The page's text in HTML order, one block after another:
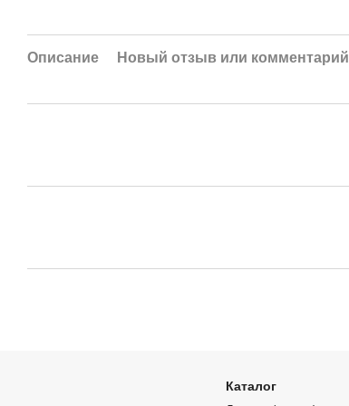
Описание Новый отзыв или комментарий
Каталог